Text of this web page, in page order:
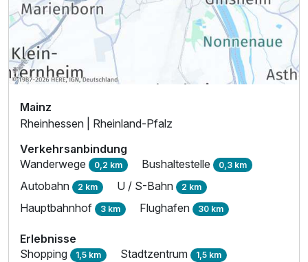
Mainz
Rheinhessen | Rheinland-Pfalz
Verkehrsanbindung
Wanderwege 0,2 km Bushaltestelle 0,3 km
Autobahn 2 km U / S-Bahn 2 km
Hauptbahnhof 3 km Flughafen 30 km
Erlebnisse
Shopping 1,5 km Stadtzentrum 1,5 km